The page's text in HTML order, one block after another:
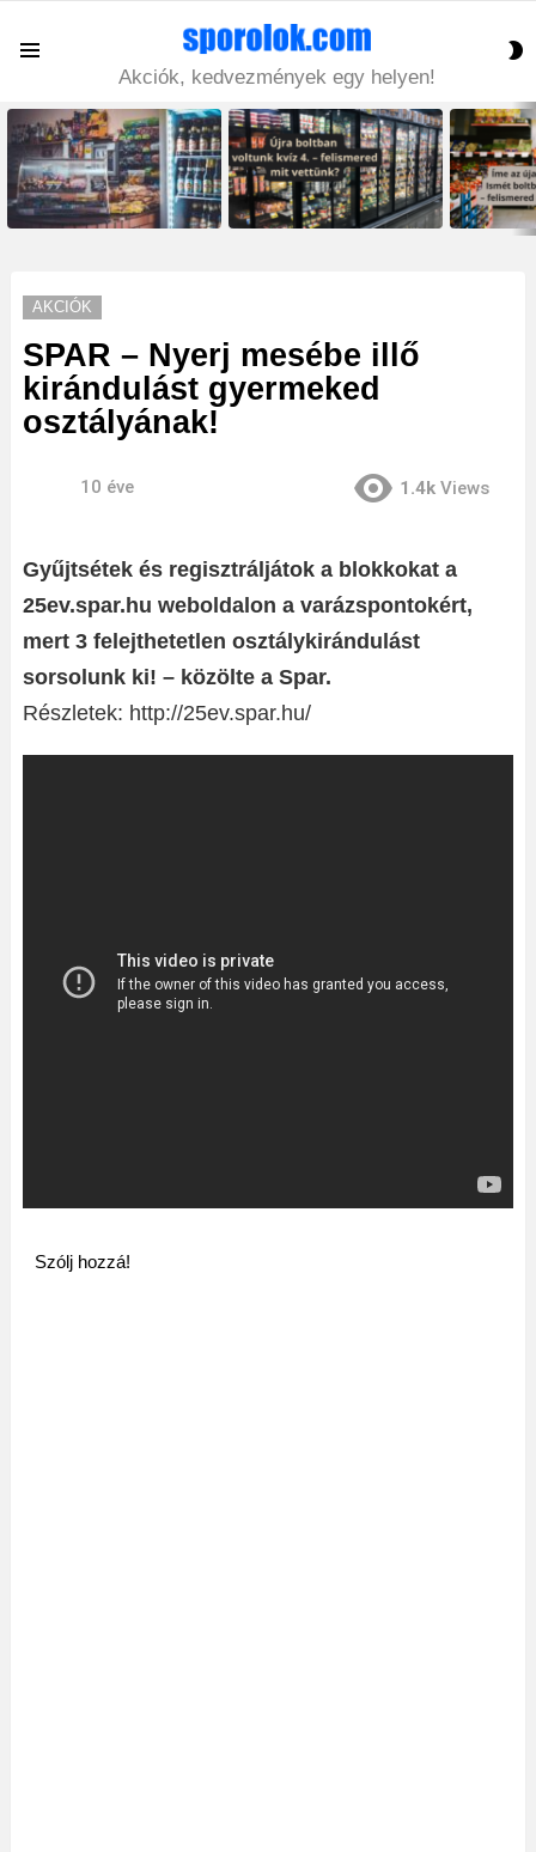
Akciók, kedvezmények egy helyen!
LATEST
STORIES
AKCIÓK
SPAR – Nyerj mesébe illő
kirándulást gyermeked
osztályának!
10 éve 1.4k Views
Gyűjtsétek és regisztráljátok a blokkokat a
25ev.spar.hu weboldalon a varázspontokért,
mert 3 felejthetetlen osztálykirándulást
sorsolunk ki! – közölte a Spar.
Részletek: http://25ev.spar.hu/
Szólj hozzá!